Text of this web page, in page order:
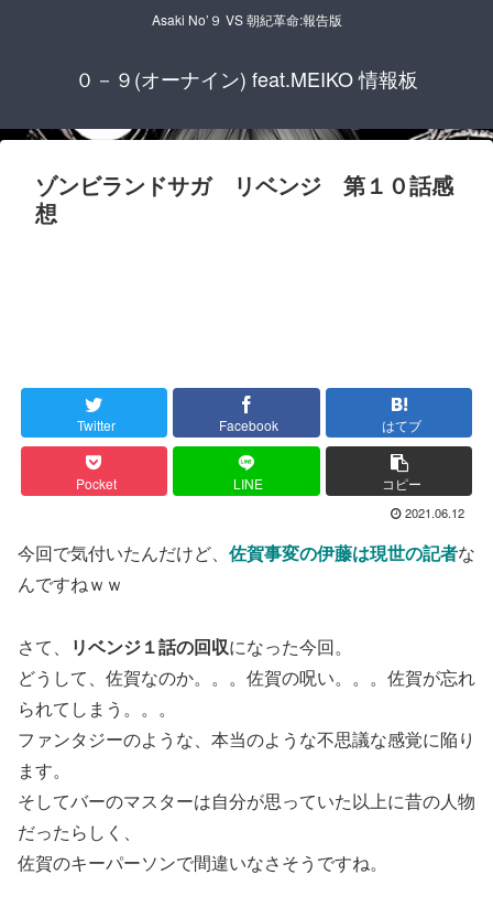
Asaki No’９ VS 朝紀革命:報告版
０－９(オーナイン) feat.MEIKO 情報板
ゾンビランドサガ リベンジ 第１０話感
想
Twitter Facebook はてブ
Pocket LINE コピー
2021.06.12
今回で気付いたんだけど、 佐賀事変の伊藤は現世の記者な
んですねｗｗ
さて、 リベンジ１話の回収になった今回。
どうして、佐賀なのか。。。佐賀の呪い。。。佐賀が忘れ
られてしまう。。。
ファンタジーのような、本当のような不思議な感覚に陥り
ます。
そしてバーのマスターは自分が思っていた以上に昔の人物
だったらしく、
佐賀のキーパーソンで間違いなさそうですね。